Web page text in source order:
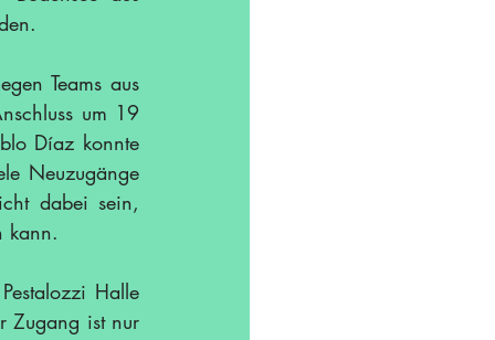
Teams aus
um 19
Díaz konnte
Neuzugänge
dabei sein,
kann.
Halle
Zugang ist nur